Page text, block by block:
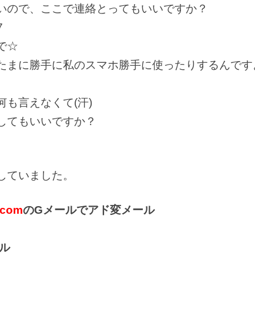
ので、ここで連絡とってもいいですか？
☆
まに勝手に私のスマホ勝手に使ったりするんです
も言えなくて(汗)
てもいいですか？
いました。
のGメールでアド変メール